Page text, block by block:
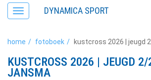
Toggle
navigation
DYNAMICA SPORT
home fotoboek kustcross 2026 | jeugd
KUSTCROSS 2026 | JEUGD
JANSMA